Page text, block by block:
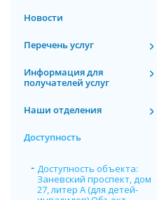
Новости
Перечень услуг
Информация для
получателей услуг
Наши отделения
Доступность
Доступность объекта:
Заневский проспект, дом
27, литер А (для детей-